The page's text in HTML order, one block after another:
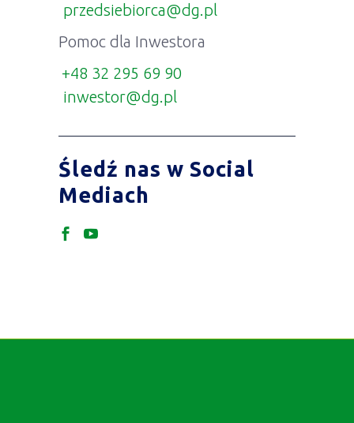
przedsiebiorca@dg.pl
Pomoc dla Inwestora
+48 32 295 69 90
inwestor@dg.pl
Śledź nas w Social
Mediach